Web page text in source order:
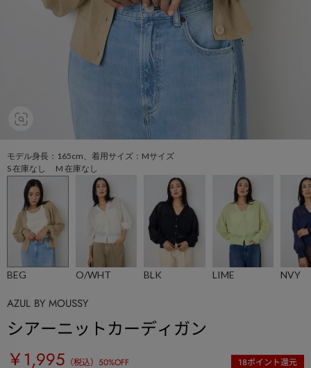
モデル身長：165cm、着用サイズ：Mサイズ
S 在庫なし M 在庫なし
BEG O/WHT BLK LIME NVY
AZUL BY MOUSSY
シアーニットカーディガン
￥1,995 （税込） 50%OFF 18ポイント還元